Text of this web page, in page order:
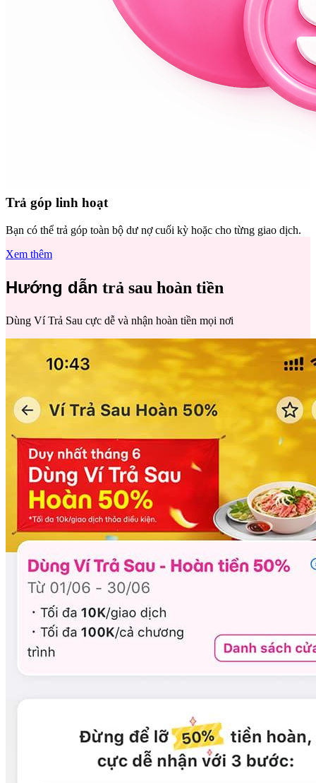
Trả góp linh hoạt
Bạn có thể trả góp toàn bộ dư nợ cuối kỳ hoặc cho từng giao dịch.
Xem thêm
Hướng dẫn trả sau hoàn tiền
Dùng Ví Trả Sau cực dễ và nhận hoàn tiền mọi nơi